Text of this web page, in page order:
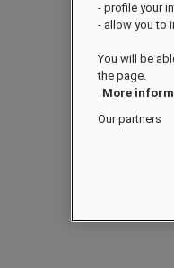
- profile your
- allow you to
You will be
the page.
More
Our partners